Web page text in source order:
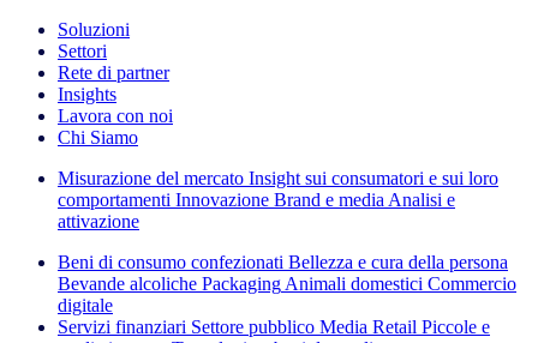
Soluzioni
Settori
Rete di partner
Insights
Lavora con noi
Chi Siamo
Misurazione del mercato Insight sui consumatori e sui loro
comportamenti Innovazione Brand e media Analisi e
attivazione
Beni di consumo confezionati Bellezza e cura della persona
Bevande alcoliche Packaging Animali domestici Commercio
digitale
Servizi finanziari Settore pubblico Media Retail Piccole e